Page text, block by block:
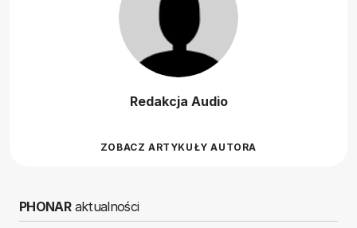
Redakcja Audio
ZOBACZ ARTYKUŁY AUTORA
PHONARaktualności